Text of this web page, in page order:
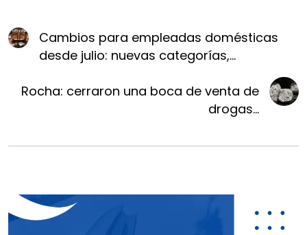
Cambios para empleadas domésticas
desde julio: nuevas categorías,...
Rocha: cerraron una boca de venta de
drogas...